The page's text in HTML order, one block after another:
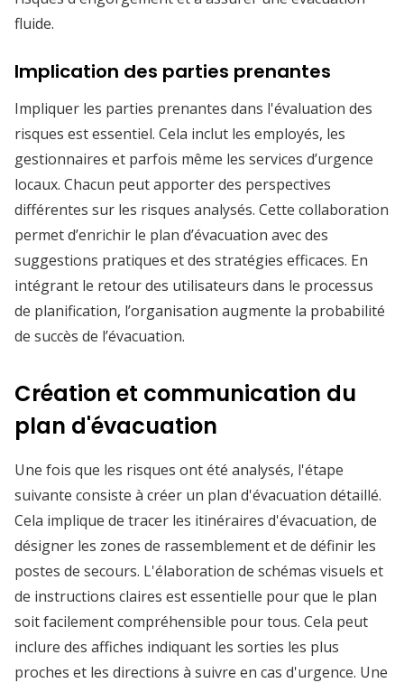
fluide.
Implication des parties prenantes
Impliquer les parties prenantes dans l'évaluation des
risques est essentiel. Cela inclut les employés, les
gestionnaires et parfois même les services d’urgence
locaux. Chacun peut apporter des perspectives
différentes sur les risques analysés. Cette collaboration
permet d’enrichir le plan d’évacuation avec des
suggestions pratiques et des stratégies efficaces. En
intégrant le retour des utilisateurs dans le processus
de planification, l’organisation augmente la probabilité
de succès de l’évacuation.
Création et communication du
plan d'évacuation
Une fois que les risques ont été analysés, l'étape
suivante consiste à créer un plan d'évacuation détaillé.
Cela implique de tracer les itinéraires d'évacuation, de
désigner les zones de rassemblement et de définir les
postes de secours. L'élaboration de schémas visuels et
de instructions claires est essentielle pour que le plan
soit facilement compréhensible pour tous. Cela peut
inclure des affiches indiquant les sorties les plus
proches et les directions à suivre en cas d'urgence. Une